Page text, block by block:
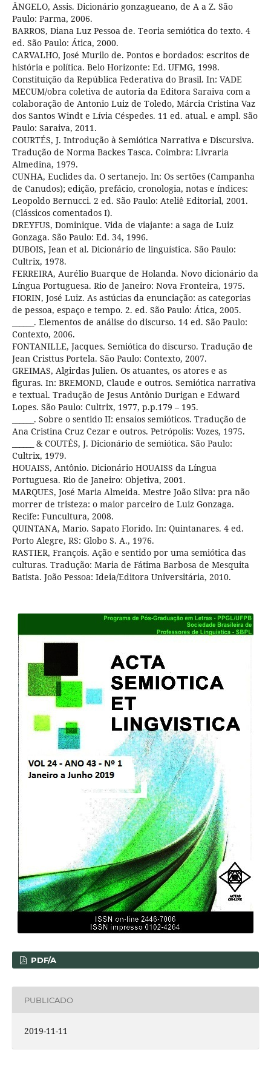
ÂNGELO, Assis. Dicionário gonzagueano, de A a Z. São
Paulo: Parma, 2006.
BARROS, Diana Luz Pessoa de. Teoria semiótica do texto. 4
ed. São Paulo: Ática, 2000.
CARVALHO, José Murilo de. Pontos e bordados: escritos de
história e política. Belo Horizonte: Ed. UFMG, 1998.
Constituição da República Federativa do Brasil. In: VADE
MECUM/obra coletiva de autoria da Editora Saraiva com a
colaboração de Antonio Luiz de Toledo, Márcia Cristina Vaz
dos Santos Windt e Lívia Céspedes. 11 ed. atual. e ampl. São
Paulo: Saraiva, 2011.
COURTÉS, J. Introdução à Semiótica Narrativa e Discursiva.
Tradução de Norma Backes Tasca. Coimbra: Livraria
Almedina, 1979.
CUNHA, Euclides da. O sertanejo. In: Os sertões (Campanha
de Canudos); edição, prefácio, cronologia, notas e índices:
Leopoldo Bernucci. 2 ed. São Paulo: Ateliê Editorial, 2001.
(Clássicos comentados I).
DREYFUS, Dominique. Vida de viajante: a saga de Luiz
Gonzaga. São Paulo: Ed. 34, 1996.
DUBOIS, Jean et al. Dicionário de linguística. São Paulo:
Cultrix, 1978.
FERREIRA, Aurélio Buarque de Holanda. Novo dicionário da
Língua Portuguesa. Rio de Janeiro: Nova Fronteira, 1975.
FIORIN, José Luiz. As astúcias da enunciação: as categorias
de pessoa, espaço e tempo. 2. ed. São Paulo: Ática, 2005.
______. Elementos de análise do discurso. 14 ed. São Paulo:
Contexto, 2006.
FONTANILLE, Jacques. Semiótica do discurso. Tradução de
Jean Cristtus Portela. São Paulo: Contexto, 2007.
GREIMAS, Algirdas Julien. Os atuantes, os atores e as
figuras. In: BREMOND, Claude e outros. Semiótica narrativa
e textual. Tradução de Jesus Antônio Durigan e Edward
Lopes. São Paulo: Cultrix, 1977, p.p.179 – 195.
______. Sobre o sentido II: ensaios semióticos. Tradução de
Ana Cristina Cruz Cezar e outros. Petrópolis: Vozes, 1975.
______ & COUTÉS, J. Dicionário de semiótica. São Paulo:
Cultrix, 1979.
HOUAISS, Antônio. Dicionário HOUAISS da Língua
Portuguesa. Rio de Janeiro: Objetiva, 2001.
MARQUES, José Maria Almeida. Mestre João Silva: pra não
morrer de tristeza: o maior parceiro de Luiz Gonzaga.
Recife: Funcultura, 2008.
QUINTANA, Mario. Sapato Florido. In: Quintanares. 4 ed.
Porto Alegre, RS: Globo S. A., 1976.
RASTIER, François. Ação e sentido por uma semiótica das
culturas. Tradução: Maria de Fátima Barbosa de Mesquita
Batista. João Pessoa: Ideia/Editora Universitária, 2010.
PDF/A
PUBLICADO
2019-11-11